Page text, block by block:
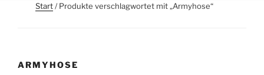
Start/ Produkte verschlagwortet mit „Armyhose“
ARMYHOSE